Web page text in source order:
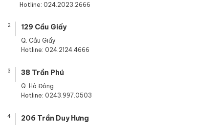
Hotline: 024.2023.2666
2 129 Cầu Giấy
Q. Cầu Giấy
Hotline: 024.2124.4666
3 38 Trần Phú
Q. Hà Đông
Hotline: 0243.997.0503
4 206 Trần Duy Hưng